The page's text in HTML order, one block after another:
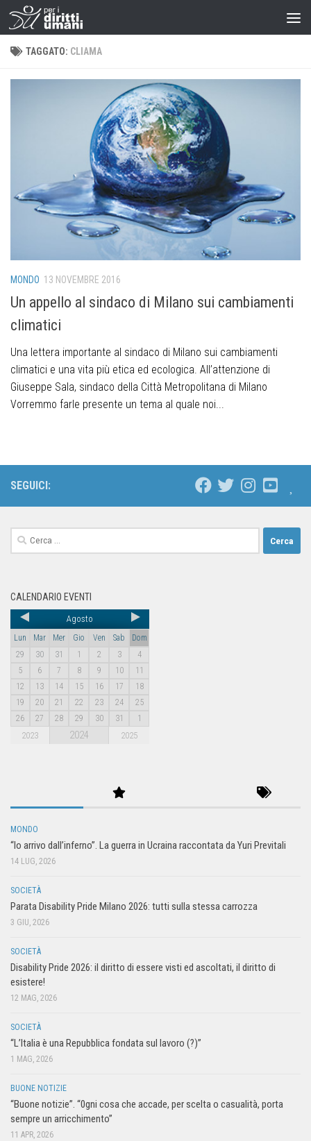
TAGGATO: CLIAMA
MONDO 13 NOVEMBRE 2016
Un appello al sindaco di Milano sui cambiamenti
climatici
Una lettera importante al sindaco di Milano sui cambiamenti
climatici e una vita più etica ed ecologica. All’attenzione di
Giuseppe Sala, sindaco della Città Metropolitana di Milano
Vorremmo farle presente un tema al quale noi...
SEGUICI:
CALENDARIO EVENTI
Agosto
Lun Mar Mer Gio Ven Sab
Dom
29
30 31 1 2 3
4
5
6 7 8 9 10
11
12
13 14 15 16 17
18
19
20 21 22 23 24
25
26
27 28 29 30 31 1
2023 2024 2025
MONDO
“Io arrivo dall’inferno”. La guerra in Ucraina raccontata da Yuri Previtali
14 LUG, 2026
SOCIETÀ
Parata Disability Pride Milano 2026: tutti sulla stessa carrozza
3 GIU, 2026
SOCIETÀ
Disability Pride 2026: il diritto di essere visti ed ascoltati, il diritto di
esistere!
12 MAG, 2026
SOCIETÀ
“L’Italia è una Repubblica fondata sul lavoro (?)”
1 MAG, 2026
BUONE NOTIZIE
“Buone notizie”. “0gni cosa che accade, per scelta o casualità, porta
sempre un arricchimento”
11 APR, 2026